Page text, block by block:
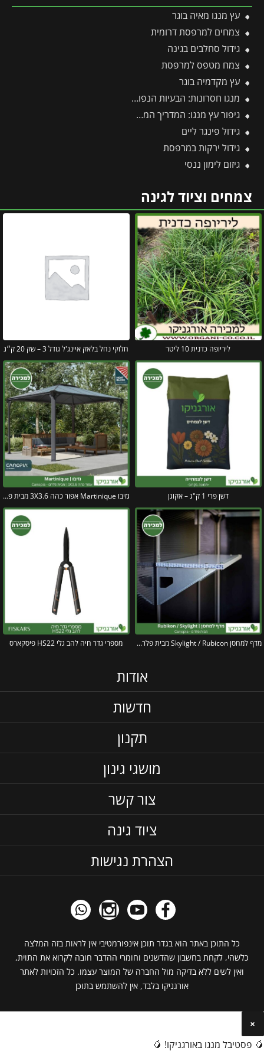
עץ מנגו מאיה בוגר
צמחים למרפסת דרומית
גידול סחלבים בגינה
צמח מטפס למרפסת
עץ מקדמיה בוגר
מנגו חסרונות: הבעיות הנפוצות בגידול עץ מנגו ואיך פותרים אותן בקלות?
גיפור עץ מנגו: המדריך המקצועי לטיפול בקימחון, הגדלת היבול ודרכי יישום יעילות
גידול פינגר ליים
גידול ירקות במרפסת
גיזום לימון ננסי
צמחים וציוד לגינה
ליריופה כדנית 10 ליטר חלוקי נחל בלאק איינג'ל גודל 3 – שק 20 ק״ג
דשן פרי 1 ק"ג – אקוגן גזיבו Martinique אפור כהה 3X3.6 מבית פלרם – Canopia
מדף למחסן Skylight / Rubicon מבית פלרם – קנופיה מספרי גדר חיה להב גלי HS22 פיסקארס
אודות
חדשות
תקנון
מושגי גינון
צור קשר
ציוד גינה
הצהרת נגישות
כל התוכן באתר הוא בגדר תוכן אינפורמטיבי אין לראות בזה המלצה
כלשהי, לקחת בחשבון שהדשנים וחומרי ההדבר חובה לקרוא את התוית,
ואין לשים ללא בדיקה מול החברה של המוצר עצמו. כל הזכויות לאתר
אורגניקו בלבד, אין להשתמש בתוכן
×
🥭 פסטיבל מנגו באורגניקו! 🥭